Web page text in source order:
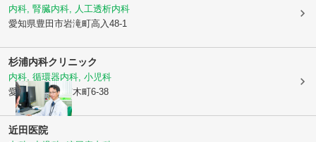
内科, 腎臓内科, 人工透析内科
愛知県豊田市岩滝町高入48-1
杉浦内科クリニック
内科, 循環器内科, 小児科
愛知県豊田市
市木町6-38
近田医院